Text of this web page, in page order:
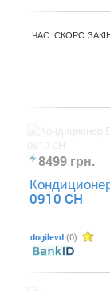
ЧАС: СКОРО
8499 грн.
0910 CH
dogilevd (0)